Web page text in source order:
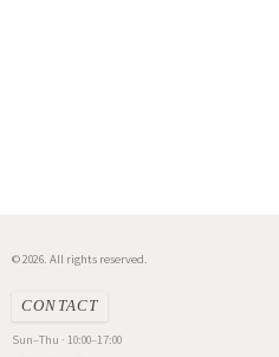
© 2026. All rights reserved.
CONTACT
Sun–Thu · 10:00–17:00